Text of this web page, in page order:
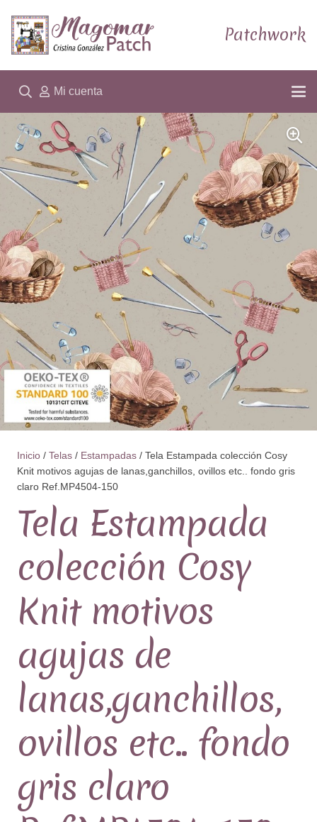
Patchwork
Mi cuenta
Inicio / Telas / Estampadas / Tela Estampada colección Cosy
Knit motivos agujas de lanas,ganchillos, ovillos etc.. fondo gris
claro Ref.MP4504-150
Tela Estampada
colección Cosy
Knit motivos
agujas de
lanas,ganchillos,
ovillos etc.. fondo
gris claro